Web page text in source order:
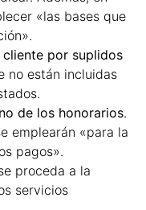
«las bases que
por suplidos
no están incluidas
de los honorarios.
emplearán «para la
pagos».
proceda a la
servicios